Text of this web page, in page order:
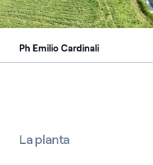
Ph Emilio Cardinali
La planta